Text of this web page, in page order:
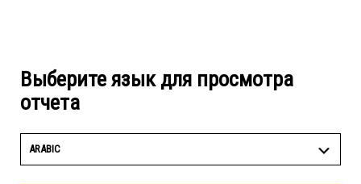
Выберите язык для просмотра
отчета
ARABIC